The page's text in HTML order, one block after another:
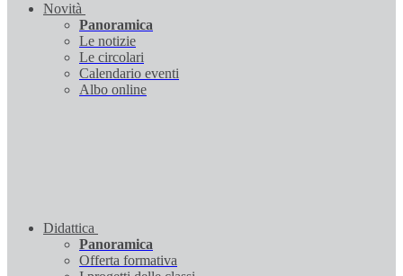
Novità
Panoramica
Le notizie
Le circolari
Calendario eventi
Albo online
Didattica
Panoramica
Offerta formativa